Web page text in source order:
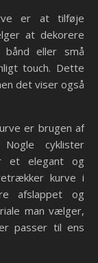
er at tilføje
at dekorere
eller små
touch. Dette
det viser også
er brugen af
cyklister
et elegant og
kurve i
afslappet og
man vælger,
passer til ens